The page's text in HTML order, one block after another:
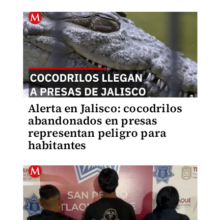
Alerta en Jalisco: cocodrilos
abandonados en presas
representan peligro para
habitantes